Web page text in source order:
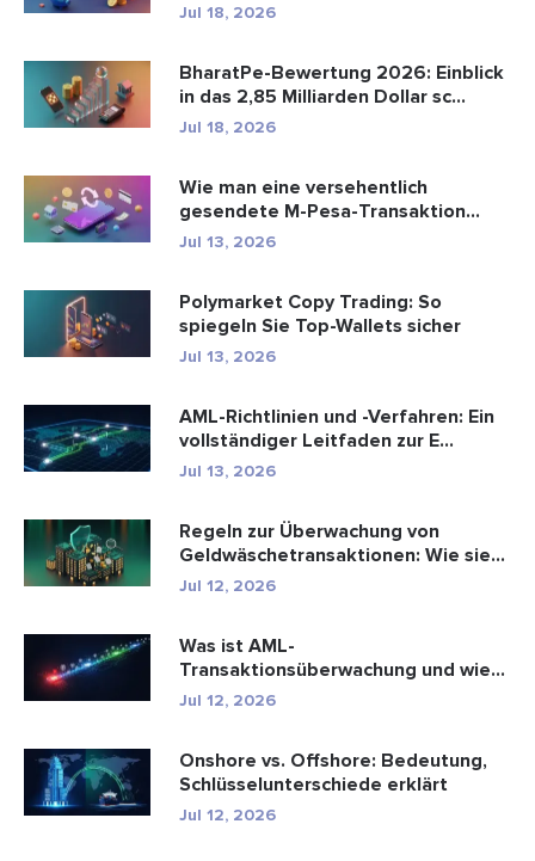
Jul 18, 2026
BharatPe-Bewertung 2026: Einblick
in das 2,85 Milliarden Dollar sc...
Jul 18, 2026
Wie man eine versehentlich
gesendete M-Pesa-Transaktion
rückgäng...
Jul 13, 2026
Polymarket Copy Trading: So
spiegeln Sie Top-Wallets sicher
Jul 13, 2026
AML-Richtlinien und -Verfahren: Ein
vollständiger Leitfaden zur E...
Jul 13, 2026
Regeln zur Überwachung von
Geldwäschetransaktionen: Wie sie
Fina...
Jul 12, 2026
Was ist AML-
Transaktionsüberwachung und wie
funktioniert sie?
Jul 12, 2026
Onshore vs. Offshore: Bedeutung,
Schlüsselunterschiede erklärt
Jul 12, 2026